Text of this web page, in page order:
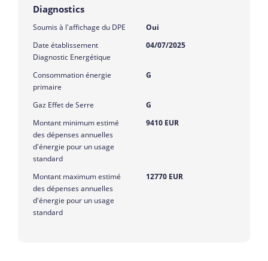
Diagnostics
Soumis à l'affichage du DPE
Oui
Date établissement
Diagnostic Energétique
04/07/2025
Consommation énergie
primaire
G
Gaz Effet de Serre
G
Montant minimum estimé
des dépenses annuelles
d'énergie pour un usage
standard
9410 EUR
Montant maximum estimé
des dépenses annuelles
d'énergie pour un usage
standard
12770 EUR